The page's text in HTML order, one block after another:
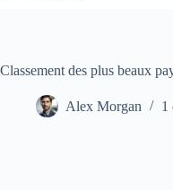
Classement des plus beaux
Alex Morgan 1